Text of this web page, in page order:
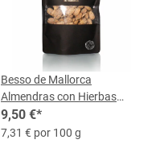
Besso de Mallorca
Almendras con Hierbas
Mediterráneas, 130-g-Bolsa
9,50 €*
7,31 € por 100 g